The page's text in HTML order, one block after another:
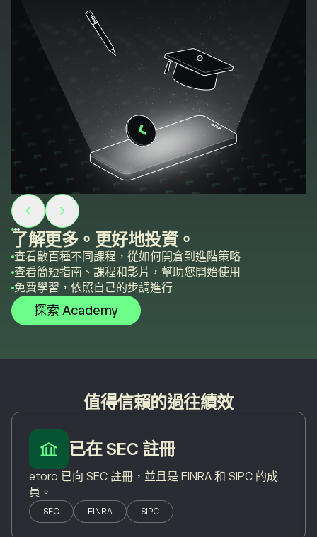
了解更多。更好地投資。
查看數百種不同課程，從如何開倉到進階策略
查看簡短指南、課程和影片，幫助您開始使用
免費學習，依照自己的步調進行
探索 Academy
值得信賴的過往績效
已在 SEC 註冊
etoro 已向 SEC 註冊，並且是 FINRA 和 SIPC 的成
員。
SEC FINRA SIPC